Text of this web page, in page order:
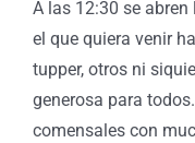
A las 12:30 se
el que quiera venir
tupper, otros ni
generosa para
comensales con